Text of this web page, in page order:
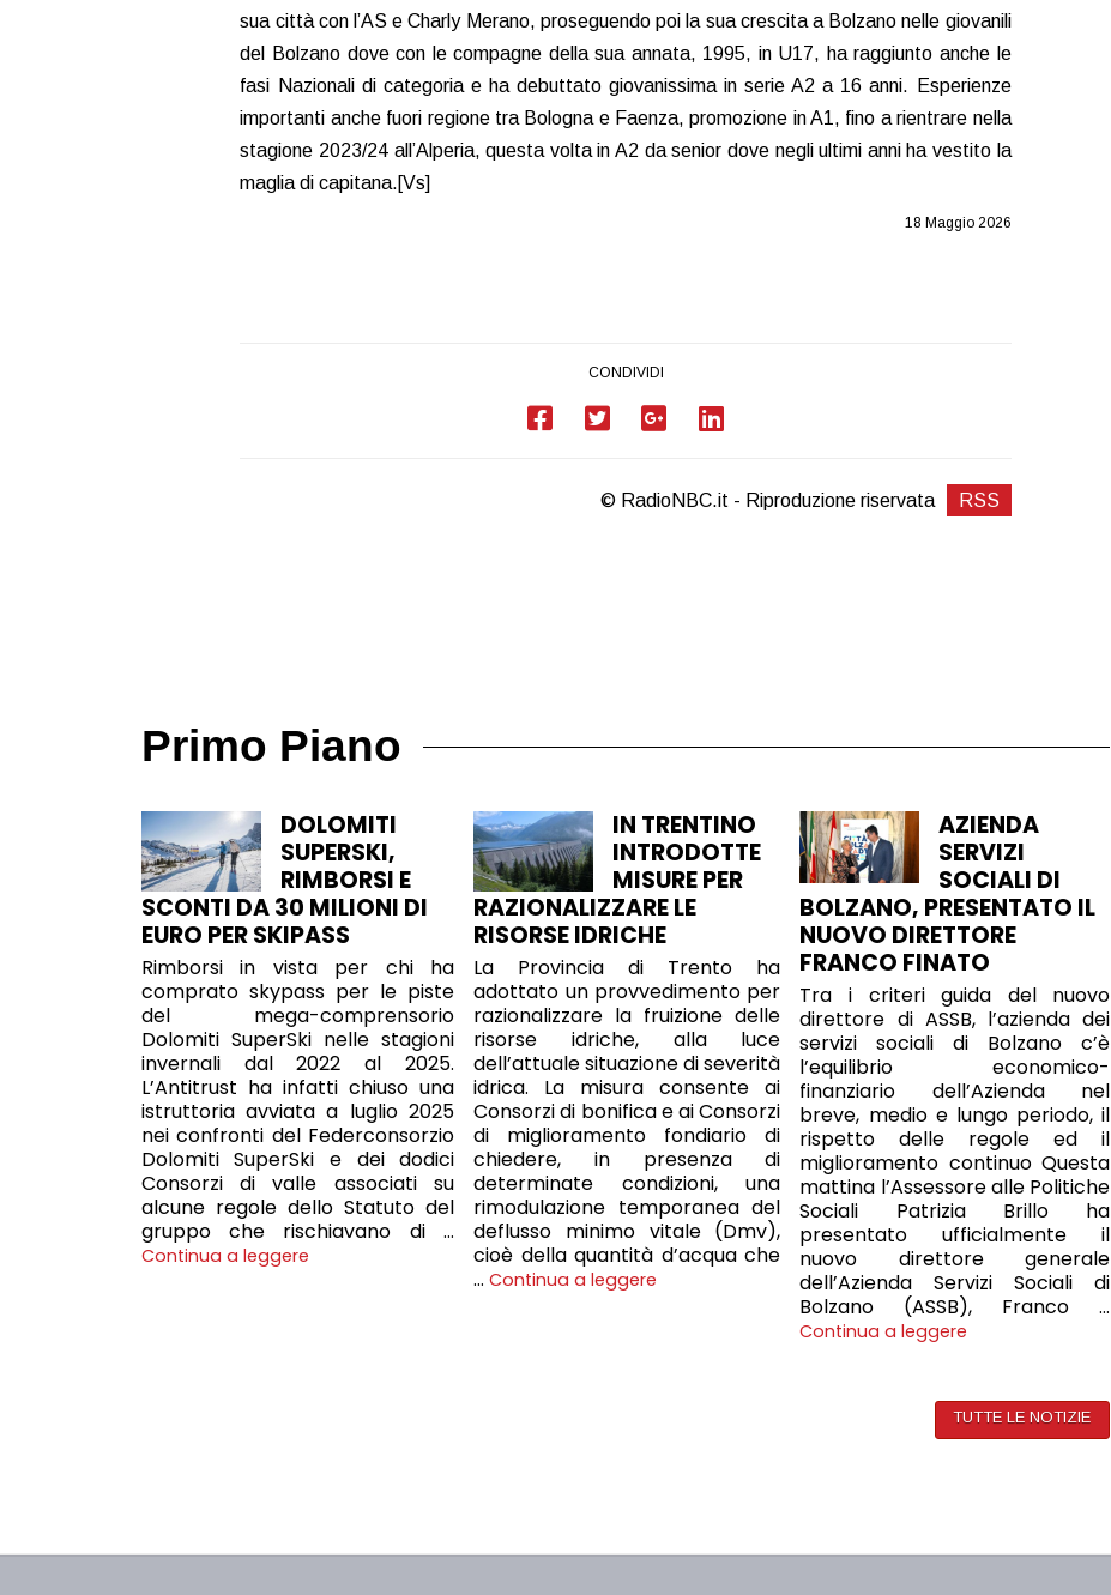
sua città con l’AS e Charly Merano, proseguendo poi la sua crescita a Bolzano nelle giovanili
del Bolzano dove con le compagne della sua annata, 1995, in U17, ha raggiunto anche le
fasi Nazionali di categoria e ha debuttato giovanissima in serie A2 a 16 anni. Esperienze
importanti anche fuori regione tra Bologna e Faenza, promozione in A1, fino a rientrare nella
stagione 2023/24 all’Alperia, questa volta in A2 da senior dove negli ultimi anni ha vestito la
maglia di capitana.[Vs]
18 Maggio 2026
CONDIVIDI
© RadioNBC.it - Riproduzione riservata RSS
Primo Piano
DOLOMITI
SUPERSKI,
RIMBORSI E
SCONTI DA 30 MILIONI DI
EURO PER SKIPASS
Rimborsi in vista per chi ha
comprato skypass per le piste
del mega-comprensorio
Dolomiti SuperSki nelle stagioni
invernali dal 2022 al 2025.
L’Antitrust ha infatti chiuso una
istruttoria avviata a luglio 2025
nei confronti del Federconsorzio
Dolomiti SuperSki e dei dodici
Consorzi di valle associati su
alcune regole dello Statuto del
gruppo che rischiavano di …
Continua a leggere
IN TRENTINO
INTRODOTTE
MISURE PER
RAZIONALIZZARE LE
RISORSE IDRICHE
La Provincia di Trento ha
adottato un provvedimento per
razionalizzare la fruizione delle
risorse idriche, alla luce
dell’attuale situazione di severità
idrica. La misura consente ai
Consorzi di bonifica e ai Consorzi
di miglioramento fondiario di
chiedere, in presenza di
determinate condizioni, una
rimodulazione temporanea del
deflusso minimo vitale (Dmv),
cioè della quantità d’acqua che
…Continua a leggere
AZIENDA
SERVIZI
SOCIALI DI
BOLZANO, PRESENTATO IL
NUOVO DIRETTORE
FRANCO FINATO
Tra i criteri guida del nuovo
direttore di ASSB, l’azienda dei
servizi sociali di Bolzano c’è
l’equilibrio economico-
finanziario dell’Azienda nel
breve, medio e lungo periodo, il
rispetto delle regole ed il
miglioramento continuo Questa
mattina l’Assessore alle Politiche
Sociali Patrizia Brillo ha
presentato ufficialmente il
nuovo direttore generale
dell’Azienda Servizi Sociali di
Bolzano (ASSB), Franco …
Continua a leggere
TUTTE LE NOTIZIE